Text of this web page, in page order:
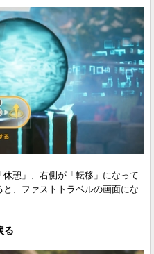
憩」、右側が「転移」になって
、ファストトラベルの画面にな
る